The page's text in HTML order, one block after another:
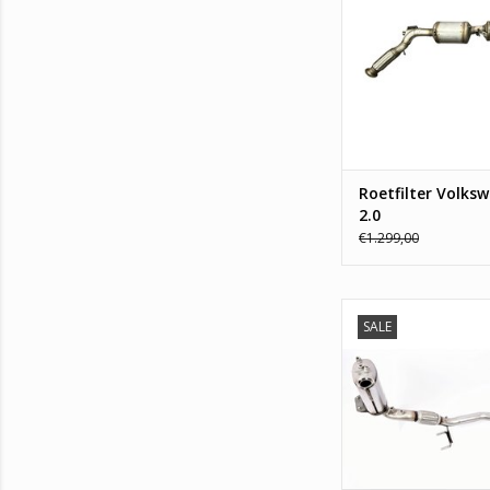
7LA254700AX,
7LA254700FX.
TOEVOEGEN AAN
Roetfilter
2.0
€1.299,00
SALE
Nieuwe Roetfilter
Superb, Volkswagen
V, Passat, Touran,
1K0254700NX,
1K0254702BX,